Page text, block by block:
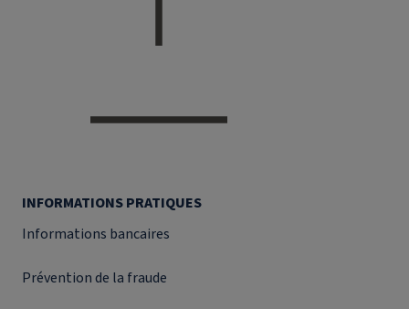
INFORMATIONS PRATIQUES
Informations bancaires
Prévention de la fraude